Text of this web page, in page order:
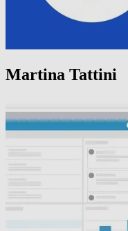
Martina Tattini